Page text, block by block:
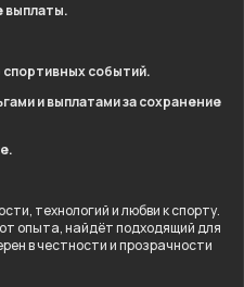
выплаты.
спортивных событий.
и выплатами за сохранение
технологий и любви к спорту.
опыта, найдёт подходящий для
в честности и прозрачности